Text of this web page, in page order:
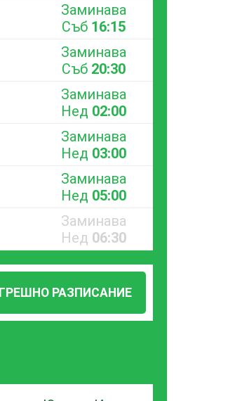
Заминава
Съб 16:15
Заминава
Съб 20:30
Заминава
Нед 02:00
Заминава
Нед 03:00
Заминава
Нед 05:00
Заминава
Нед 06:30
ГРЕШНО РАЗПИСАНИЕ